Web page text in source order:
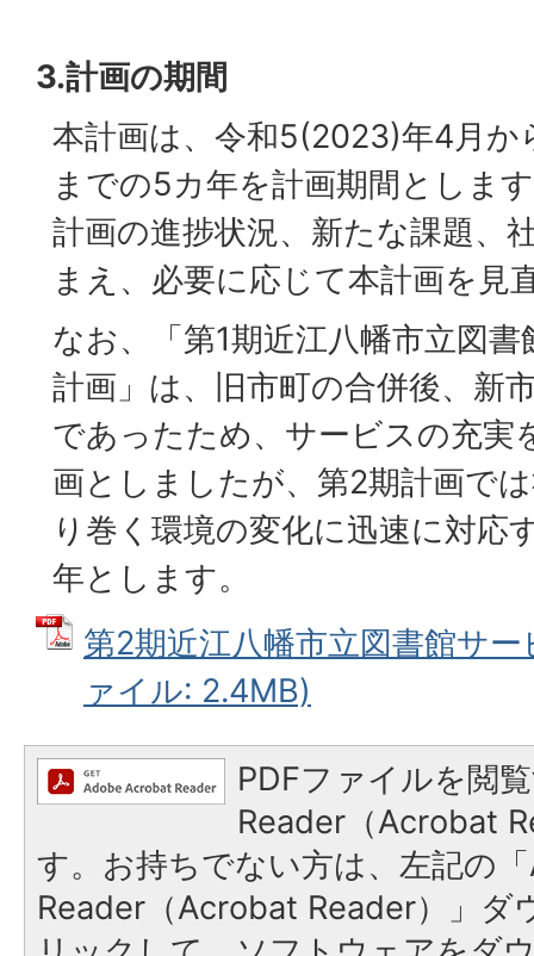
3.計画の期間
本計画は、令和5(2023)年4月
までの5カ年を計画期間としま
計画の進捗状況、新たな課題、
まえ、必要に応じて本計画を見
なお、「第1期近江八幡市立図
計画」は、旧市町の合併後、新
であったため、サービスの充実
画としましたが、第2期計画で
り巻く環境の変化に迅速に対応
年とします。
第2期近江八幡市立図書館サ
ァイル: 2.4MB)
PDFファイルを閲
Reader（Acrobat
す。お持ちでない方は、左記の
Reader（Acrobat Reader）」ダ